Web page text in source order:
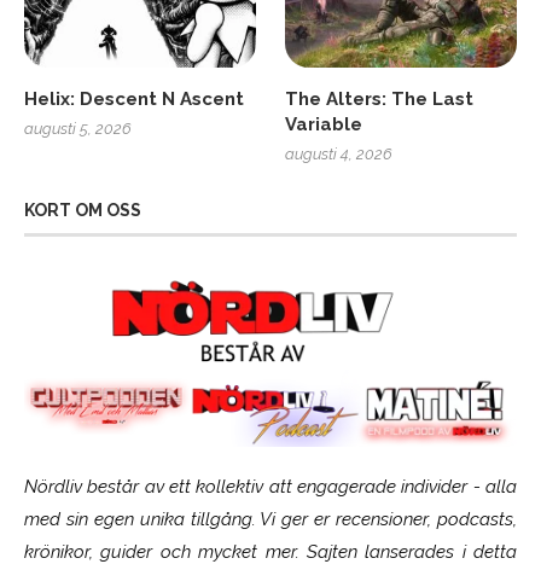
Helix: Descent N Ascent
augusti 5, 2026
The Alters: The Last
Variable
augusti 4, 2026
KORT OM OSS
Nördliv består av ett kollektiv att engagerade individer - alla
med sin egen unika tillgång. Vi ger er recensioner, podcasts,
krönikor, guider och mycket mer. Sajten lanserades i detta